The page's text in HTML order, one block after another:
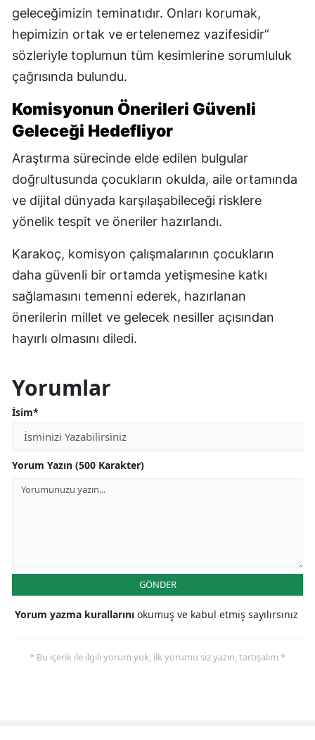
geleceğimizin teminatıdır. Onları korumak,
hepimizin ortak ve ertelenemez vazifesidir”
sözleriyle toplumun tüm kesimlerine sorumluluk
çağrısında bulundu.
Komisyonun Önerileri Güvenli
Geleceği Hedefliyor
Araştırma sürecinde elde edilen bulgular
doğrultusunda çocukların okulda, aile ortamında
ve dijital dünyada karşılaşabileceği risklere
yönelik tespit ve öneriler hazırlandı.
Karakoç, komisyon çalışmalarının çocukların
daha güvenli bir ortamda yetişmesine katkı
sağlamasını temenni ederek, hazırlanan
önerilerin millet ve gelecek nesiller açısından
hayırlı olmasını diledi.
Yorumlar
İsim*
Yorum Yazın (500 Karakter)
GÖNDER
Yorum yazma kurallarını okumuş ve kabul etmiş sayılırsınız
* Bu içerik ile ilgili yorum yok, ilk yorumu siz yazın, tartışalım *